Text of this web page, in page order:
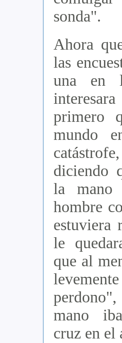
sonda".
Ahora
las
una en
primero
mundo
diciendo
la mano
hombre
estuviera
le
que al
mano
cruz en el